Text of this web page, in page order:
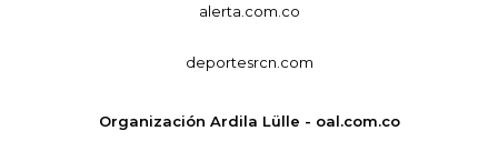
alerta.com.co
deportesrcn.com
Organización Ardila Lülle - oal.com.co